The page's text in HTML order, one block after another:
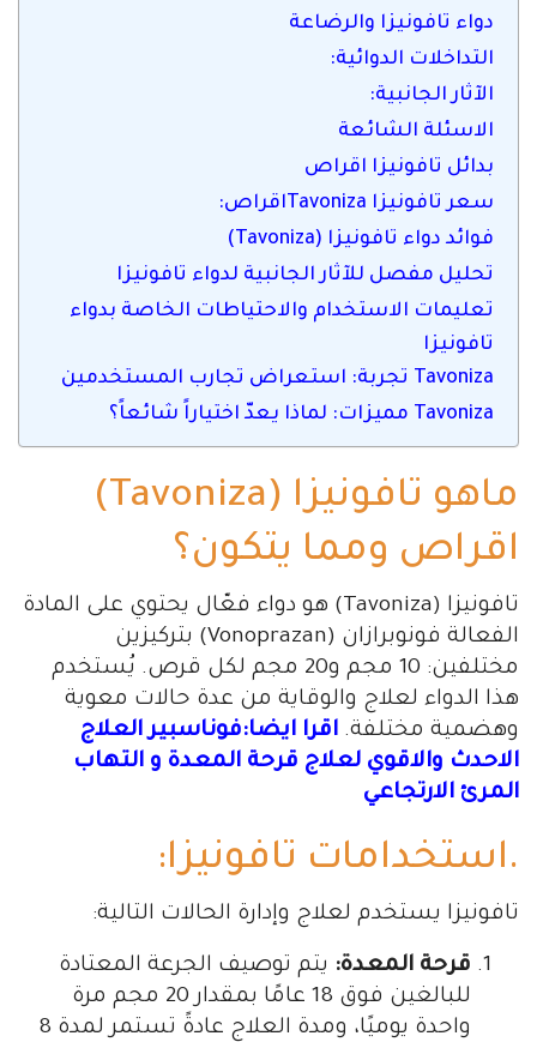
دواء تافونيزا والرضاعة
التداخلات الدوائية:
الآثار الجانبية:
الاسئلة الشائعة
بدائل تافونيزا اقراص
سعر تافونيزا Tavonizaاقراص:
فوائد دواء تافونيزا (Tavoniza)
تحليل مفصل للآثار الجانبية لدواء تافونيزا
تعليمات الاستخدام والاحتياطات الخاصة بدواء
تافونيزا
Tavoniza تجربة: استعراض تجارب المستخدمين
Tavoniza مميزات: لماذا يعدّ اختياراً شائعاً؟
ماهو تافونيزا (Tavoniza)
اقراص ومما يتكون؟
تافونيزا (Tavoniza) هو دواء فعّال يحتوي على المادة
الفعالة فونوبرازان (Vonoprazan) بتركيزين
مختلفين: 10 مجم و20 مجم لكل قرص. يُستخدم
هذا الدواء لعلاج والوقاية من عدة حالات معوية
وهضمية مختلفة. اقرا ايضا:فوناسبير العلاج
الاحدث والاقوي لعلاج قرحة المعدة و التهاب
المرئ الارتجاعي
.استخدامات تافونيزا:
تافونيزا يستخدم لعلاج وإدارة الحالات التالية:
قرحة المعدة: يتم توصيف الجرعة المعتادة
للبالغين فوق 18 عامًا بمقدار 20 مجم مرة
واحدة يوميًا، ومدة العلاج عادةً تستمر لمدة 8